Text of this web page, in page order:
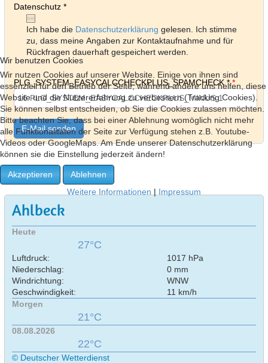
Datenschutz *
Ich habe die Datenschutzerklärung gelesen. Ich stimme
zu, dass meine Angaben zur Kontaktaufnahme und für
Rückfragen dauerhaft gespeichert werden.
PLG_SYSTEM_EASYCALCCHECKPLUS_SPAMCHECK *
E-Mail senden
Ahlbeck
Heute
27°C
Luftdruck:
1017 hPa
Niederschlag:
0 mm
Windrichtung:
WNW
Geschwindigkeit:
11 km/h
Morgen
21°C
08.08.2026
22°C
© Deutscher Wetterdienst
Wir benutzen Cookies
Wir nutzen Cookies auf unserer Website. Einige von ihnen sind
essenziell für den Betrieb der Seite, während andere uns helfen, diese
Website und die Nutzererfahrung zu verbessern (Tracking Cookies).
Sie können selbst entscheiden, ob Sie die Cookies zulassen möchten.
Bitte beachten Sie, dass bei einer Ablehnung womöglich nicht mehr
alle Funktionalitäten der Seite zur Verfügung stehen z.B. Youtube-
Videos oder GoogleMaps. Am Ende unserer Datenschutzerklärung
können sie die Einstellung jederzeit ändern!
Akzeptieren
Ablehnen
Weitere Informationen | Impressum